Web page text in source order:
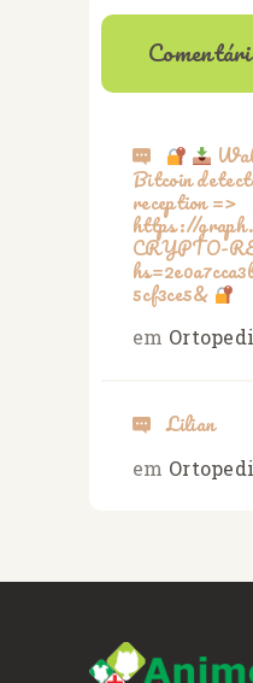
Bitcoin
reception =>
https://
CRYPTO-
5cf3ce5&
em
Lilian
em